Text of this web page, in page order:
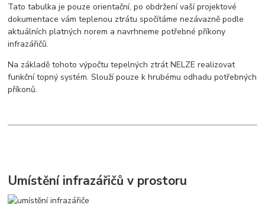
Tato tabulka je pouze orientační, po obdržení vaší projektové
dokumentace vám teplenou ztrátu spočítáme nezávazně podle
aktuálních platných norem a navrhneme potřebné příkony
infrazářičů.
Na základě tohoto výpočtu tepelných ztrát NELZE realizovat
funkční topný systém. Slouží pouze k hrubému odhadu potřebných
příkonů.
Umístění infrazářičů v prostoru